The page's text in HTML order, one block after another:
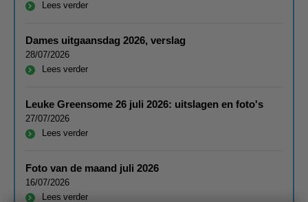
Lees verder
Dames uitgaansdag 2026, verslag
28/07/2026
Lees verder
Leuke Greensome 26 juli 2026: uitslagen en foto's
27/07/2026
Lees verder
Foto van de maand juli 2026
16/07/2026
Lees verder